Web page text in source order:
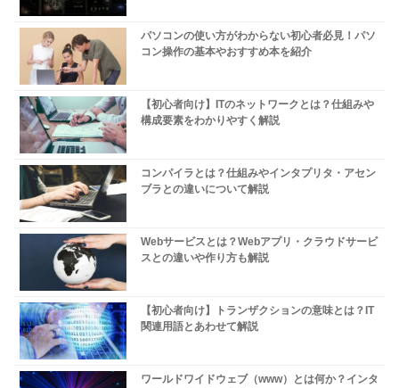
パソコンの使い方がわからない初心者必見！パソ
コン操作の基本やおすすめ本を紹介
【初心者向け】ITのネットワークとは？仕組みや
構成要素をわかりやすく解説
コンパイラとは？仕組みやインタプリタ・アセン
ブラとの違いについて解説
Webサービスとは？Webアプリ・クラウドサービ
スとの違いや作り方も解説
【初心者向け】トランザクションの意味とは？IT
関連用語とあわせて解説
ワールドワイドウェブ（www）とは何か？インタ